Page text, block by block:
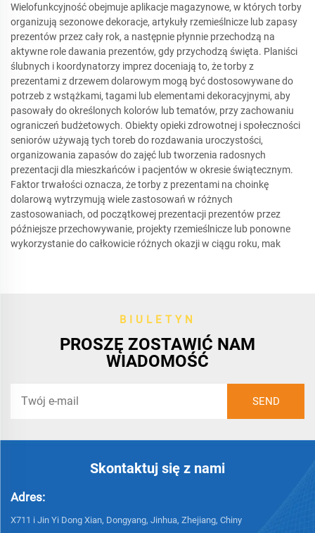
Wielofunkcyjność obejmuje aplikacje magazynowe, w których torby
organizują sezonowe dekoracje, artykuły rzemieślnicze lub zapasy
prezentów przez cały rok, a następnie płynnie przechodzą na
aktywne role dawania prezentów, gdy przychodzą święta. Planiści
ślubnych i koordynatorzy imprez doceniają to, że torby z
prezentami z drzewem dolarowym mogą być dostosowywane do
potrzeb z wstążkami, tagami lub elementami dekoracyjnymi, aby
pasowały do określonych kolorów lub tematów, przy zachowaniu
ograniczeń budżetowych. Obiekty opieki zdrowotnej i społeczności
seniorów używają tych toreb do rozdawania uroczystości,
organizowania zapasów do zajęć lub tworzenia radosnych
prezentacji dla mieszkańców i pacjentów w okresie świątecznym.
Faktor trwałości oznacza, że torby z prezentami na choinkę
dolarową wytrzymują wiele zastosowań w różnych
zastosowaniach, od początkowej prezentacji prezentów przez
późniejsze przechowywanie, projekty rzemieślnicze lub ponowne
wykorzystanie do całkowicie różnych okazji w ciągu roku, mak
BIULETYN
PROSZĘ ZOSTAWIĆ NAM
WIADOMOŚĆ
Skontaktuj się z nami
Adres:
X711 i Jin Yi Dong Xian, Dongyang, Jinhua, Zhejiang, Chiny